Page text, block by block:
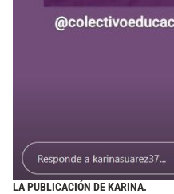
LA PUBLICACIÓN DE KARINA.